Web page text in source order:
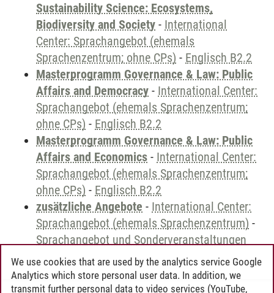
Sustainability Science: Ecosystems,
Biodiversity and Society - International
Center: Sprachangebot (ehemals
Sprachenzentrum; ohne CPs) - Englisch B2.2
Masterprogramm Governance & Law: Public
Affairs and Democracy - International Center:
Sprachangebot (ehemals Sprachenzentrum;
ohne CPs) - Englisch B2.2
Masterprogramm Governance & Law: Public
Affairs and Economics - International Center:
Sprachangebot (ehemals Sprachenzentrum;
ohne CPs) - Englisch B2.2
zusätzliche Angebote - International Center:
Sprachangebot (ehemals Sprachenzentrum) -
Sprachangebot und Sonderveranstaltungen
We use cookies that are used by the analytics service Google
Analytics which store personal user data. In addition, we
transmit further personal data to video services (YouTube,